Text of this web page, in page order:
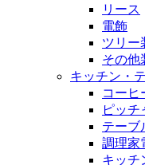
リース
電飾
ツリー
その他
キッチン・
コーヒ
ピッチ
テーブ
調理家
キッチ